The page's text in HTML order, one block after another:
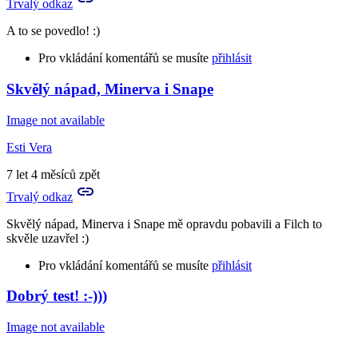
Trvalý odkaz
A to se povedlo! :)
Pro vkládání komentářů se musíte přihlásit
Skvělý nápad, Minerva i Snape
Image not available
Esti Vera
7 let 4 měsíců zpět
Trvalý odkaz
Skvělý nápad, Minerva i Snape mě opravdu pobavili a Filch to
skvěle uzavřel :)
Pro vkládání komentářů se musíte přihlásit
Dobrý test! :-)))
Image not available